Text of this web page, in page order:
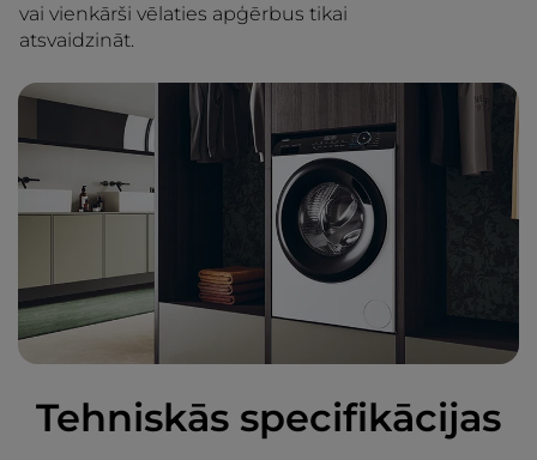
vai vienkārši vēlaties apģērbus tikai
atsvaidzināt.
Tehniskās specifikācijas